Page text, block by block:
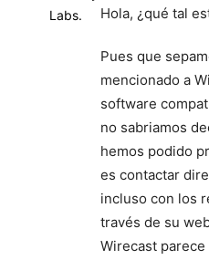
Hola, ¿qué tal
Pues que
mencionado a
software
no sabriamos
hemos podido
es contactar
incluso con los
través de su
Wirecast